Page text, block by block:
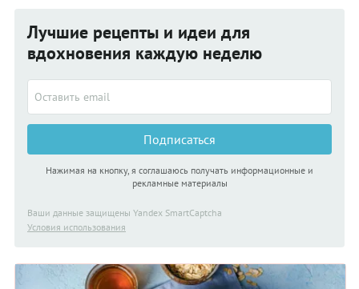
вам понадобится блендер.
Лучшие рецепты и идеи для
вдохновения каждую неделю
Подписаться
Нажимая на кнопку, я соглашаюсь получать информационные и
рекламные материалы
Ваши данные защищены Yandex SmartCaptcha
Условия использования